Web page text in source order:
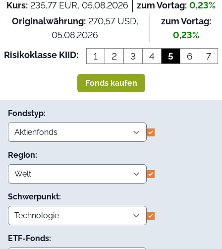
Kurs: 235,77 EUR, 05.08.2026 zum Vortag: 0,23%
Originalwährung:270,57 USD,
05.08.2026
zum Vortag:
0,23%
Risikoklasse KIID:
1 2 3 4 5 6 7
Fonds kaufen
Fondstyp:
Region:
Schwerpunkt:
ETF-Fonds: